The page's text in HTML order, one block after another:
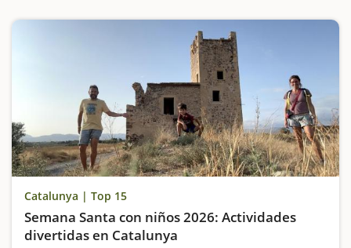
Catalunya | Top 15
Semana Santa con niños 2026: Actividades
divertidas en Catalunya